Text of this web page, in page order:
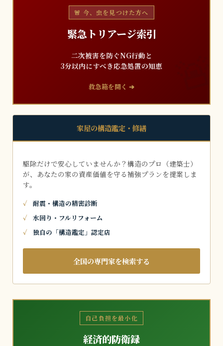
🚨 今、虫を見つけた方へ
緊急トリアージ索引
二次被害を防ぐNG行動と
3分以内にすべき応急処置の知恵
救急箱を開く ➔
家屋の構造鑑定・修繕
駆除だけで安心していませんか？構造のプロ（建築士）
が、あなたの家の資産価値を守る補強プランを提案しま
す。
耐震・構造の精密診断
水回り・フルリフォーム
独自の「構造鑑定」認定店
全国の専門家を検索する
自己負担を最小化
経済的防衛録